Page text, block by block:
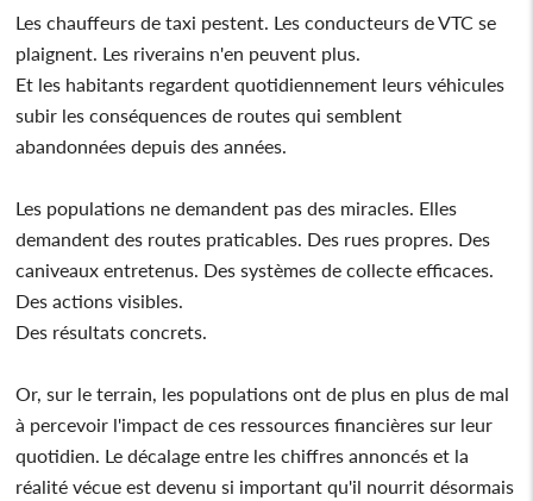
Les chauffeurs de taxi pestent. Les conducteurs de VTC se
plaignent. Les riverains n'en peuvent plus.
Et les habitants regardent quotidiennement leurs véhicules
subir les conséquences de routes qui semblent
abandonnées depuis des années.
Les populations ne demandent pas des miracles. Elles
demandent des routes praticables. Des rues propres. Des
caniveaux entretenus. Des systèmes de collecte efficaces.
Des actions visibles.
Des résultats concrets.
Or, sur le terrain, les populations ont de plus en plus de mal
à percevoir l'impact de ces ressources financières sur leur
quotidien. Le décalage entre les chiffres annoncés et la
réalité vécue est devenu si important qu'il nourrit désormais